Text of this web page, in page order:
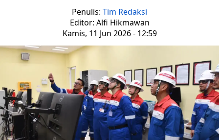
Penulis: Tim Redaksi
Editor: Alfi Hikmawan
Kamis, 11 Jun 2026 - 12:59